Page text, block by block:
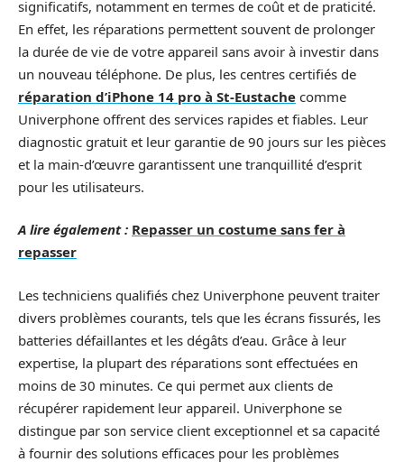
significatifs, notamment en termes de coût et de praticité.
En effet, les réparations permettent souvent de prolonger
la durée de vie de votre appareil sans avoir à investir dans
un nouveau téléphone. De plus, les centres certifiés de
réparation d’iPhone 14 pro à St-Eustache comme
Univerphone offrent des services rapides et fiables. Leur
diagnostic gratuit et leur garantie de 90 jours sur les pièces
et la main-d’œuvre garantissent une tranquillité d’esprit
pour les utilisateurs.
A lire également : Repasser un costume sans fer à
repasser
Les techniciens qualifiés chez Univerphone peuvent traiter
divers problèmes courants, tels que les écrans fissurés, les
batteries défaillantes et les dégâts d’eau. Grâce à leur
expertise, la plupart des réparations sont effectuées en
moins de 30 minutes. Ce qui permet aux clients de
récupérer rapidement leur appareil. Univerphone se
distingue par son service client exceptionnel et sa capacité
à fournir des solutions efficaces pour les problèmes